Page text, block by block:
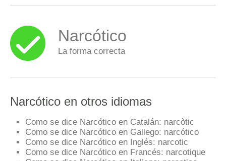
Narcótico
La forma correcta
Narcótico en otros idiomas
Como se dice Narcótico en Catalán: narcòtic
Como se dice Narcótico en Gallego: narcótico
Como se dice Narcótico en Inglés: narcotic
Como se dice Narcótico en Francés: narcotique